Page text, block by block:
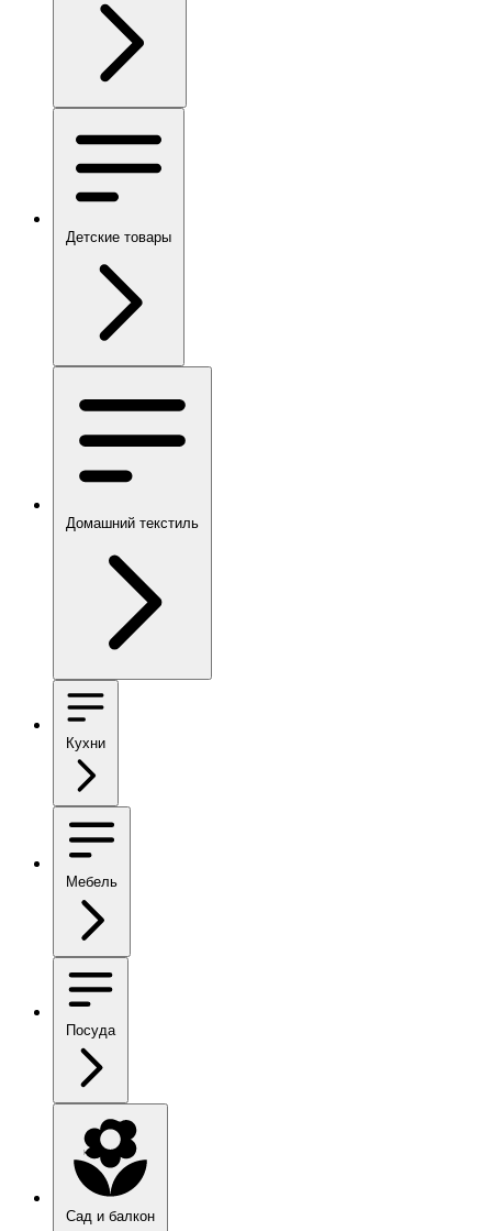
Детские товары
Домашний текстиль
Кухни
Мебель
Посуда
Сад и балкон